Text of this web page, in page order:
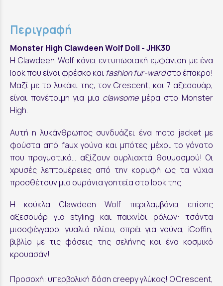
Περιγραφή
Monster High Clawdeen Wolf Doll - JHK30
Η Clawdeen Wolf κάνει εντυπωσιακή εμφάνιση με ένα
look που είναι φρέσκο και fashion fur-wardστο έπακρο!
Μαζί με το λυκάκι της, τον Crescent, και 7 αξεσουάρ,
είναι πανέτοιμη για μια clawsomeμέρα στο Monster
High.
Αυτή η λυκάνθρωπος συνδυάζει ένα moto jacket με
φούστα από faux γούνα και μπότες μέχρι το γόνατο
που πραγματικά… αξίζουν ουρλιαχτά θαυμασμού! Οι
χρυσές λεπτομέρειες από την κορυφή ως τα νύχια
προσθέτουν μια ουράνια γοητεία στο look της.
Η κούκλα Clawdeen Wolf περιλαμβάνει επίσης
αξεσουάρ για styling και παιχνίδι ρόλων: τσάντα
μισοφέγγαρο, γυαλιά ηλίου, σπρέι για γούνα, iCoffin,
βιβλίο με τις φάσεις της σελήνης και ένα κοσμικό
κρουασάν!
Προσοχή: υπερβολική δόση creepy γλύκας! Ο Crescent,